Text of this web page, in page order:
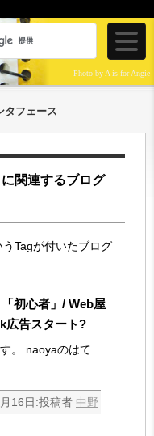
タフェース
に関連するブログ
うTagが付いたブログ
初心者」/ Web屋
広告スタート?
。 naoyaのはて
16日:投稿者 中野
Photo by A is for Angie